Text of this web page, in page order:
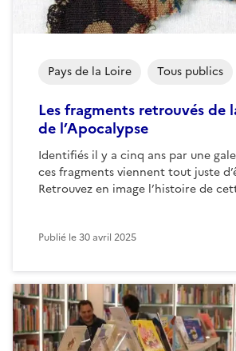
Les fragments retrouvés de
de l’Apocalypse
Identifiés il y a cinq ans par une
ces fragments viennent tout juste
Retrouvez en image l’histoire de
Pays de la Loire Tous publics
Publié le30 avril 2025